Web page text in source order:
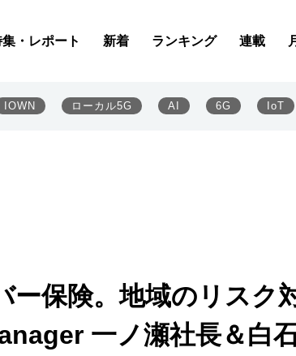
・レポート 新着 ランキング 連載
IOWN ローカル5G AI 6G IoT
ー保険。地域のリスク
一ノ瀬社長＆白